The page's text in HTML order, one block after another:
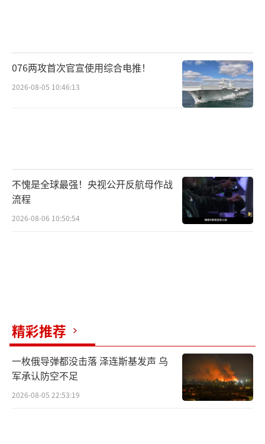
076两攻首次官宣使用综合电推！
2026-08-05 10:46:13
不愧是全球最强！央视公开反航母作战
流程
2026-08-06 10:50:54
精彩推荐
一枚俄导弹都没击落 泽连斯基发声 乌
军承认防空不足
2026-08-05 22:53:19